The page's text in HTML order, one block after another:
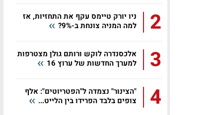
2
ניו יורק טיימס עקף את התחזיות, אז
למה המניה צונחת ב-9%?
3
אלכסנדרה לוקש ורותם גולן מצטרפות
למערך החדשות של ערוץ 16
4
"הצינור" נצמדה ל"הפטריוטים": אלף
צופים בלבד הפרידו בין הלייט...